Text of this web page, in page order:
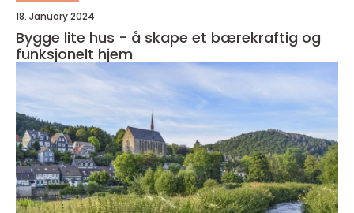
18. January 2024
Bygge lite hus - å skape et bærekraftig og
funksjonelt hjem